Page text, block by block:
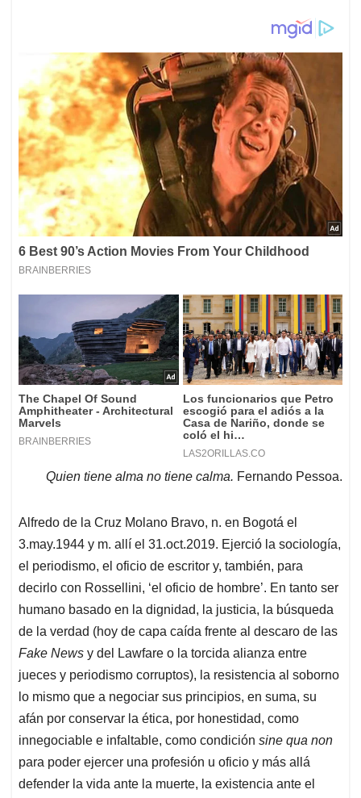
Quien tiene alma no tiene calma. Fernando Pessoa.
Alfredo de la Cruz Molano Bravo, n. en Bogotá el
3.may.1944 y m. allí el 31.oct.2019. Ejerció la sociología,
el periodismo, el oficio de escritor y, también, para
decirlo con Rossellini, ‘el oficio de hombre’. En tanto ser
humano basado en la dignidad, la justicia, la búsqueda
de la verdad (hoy de capa caída frente al descaro de las
Fake News y del Lawfare o la torcida alianza entre
jueces y periodismo corruptos), la resistencia al soborno
lo mismo que a negociar sus principios, en suma, su
afán por conservar la ética, por honestidad, como
innegociable e infaltable, como condición sine qua non
para poder ejercer una profesión u oficio y más allá
defender la vida ante la muerte, la existencia ante el